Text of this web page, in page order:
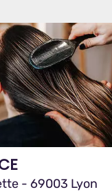
- 69003 Lyon